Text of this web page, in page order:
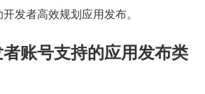
发者高效规划应用发布。
账号支持的应用发布类